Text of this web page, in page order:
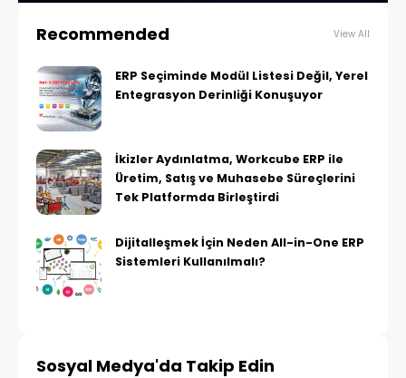
Recommended View All
ERP Seçiminde Modül Listesi Değil, Yerel
Entegrasyon Derinliği Konuşuyor
İkizler Aydınlatma, Workcube ERP ile
Üretim, Satış ve Muhasebe Süreçlerini
Tek Platformda Birleştirdi
Dijitalleşmek İçin Neden All-in-One ERP
Sistemleri Kullanılmalı?
Sosyal Medya'da Takip Edin